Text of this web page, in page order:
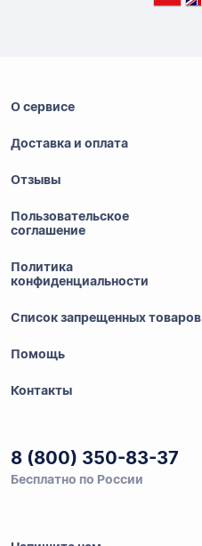
О сервисе
Доставка и оплата
Отзывы
Пользовательское
соглашение
Политика
конфиденциальности
Список запрещенных товаров
Помощь
Контакты
8 (800) 350-83-37
Бесплатно по России